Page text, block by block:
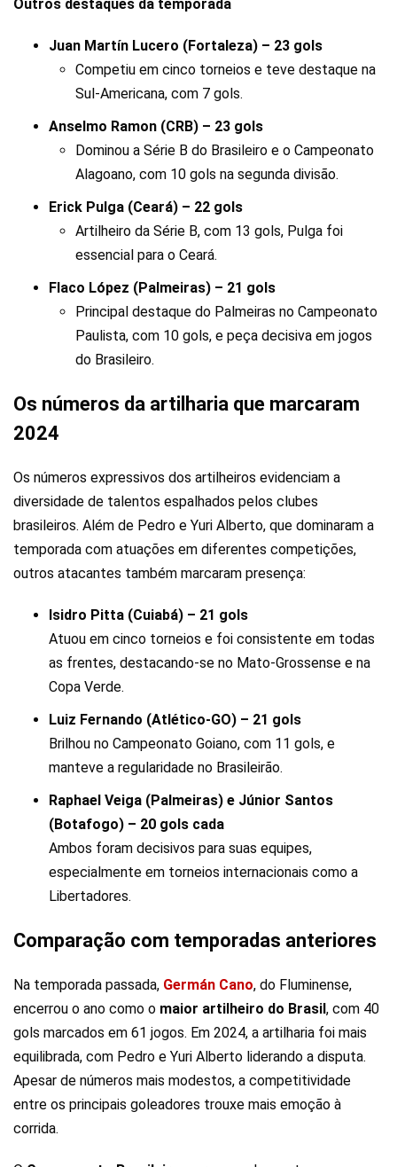
Outros destaques da temporada
Juan Martín Lucero (Fortaleza) – 23 gols
Competiu em cinco torneios e teve destaque na
Sul-Americana, com 7 gols.
Anselmo Ramon (CRB) – 23 gols
Dominou a Série B do Brasileiro e o Campeonato
Alagoano, com 10 gols na segunda divisão.
Erick Pulga (Ceará) – 22 gols
Artilheiro da Série B, com 13 gols, Pulga foi
essencial para o Ceará.
Flaco López (Palmeiras) – 21 gols
Principal destaque do Palmeiras no Campeonato
Paulista, com 10 gols, e peça decisiva em jogos
do Brasileiro.
Os números da artilharia que marcaram
2024
Os números expressivos dos artilheiros evidenciam a
diversidade de talentos espalhados pelos clubes
brasileiros. Além de Pedro e Yuri Alberto, que dominaram a
temporada com atuações em diferentes competições,
outros atacantes também marcaram presença:
Isidro Pitta (Cuiabá) – 21 gols
Atuou em cinco torneios e foi consistente em todas
as frentes, destacando-se no Mato-Grossense e na
Copa Verde.
Luiz Fernando (Atlético-GO) – 21 gols
Brilhou no Campeonato Goiano, com 11 gols, e
manteve a regularidade no Brasileirão.
Raphael Veiga (Palmeiras) e Júnior Santos
(Botafogo) – 20 gols cada
Ambos foram decisivos para suas equipes,
especialmente em torneios internacionais como a
Libertadores.
Comparação com temporadas anteriores
Na temporada passada, Germán Cano, do Fluminense,
encerrou o ano como o maior artilheiro do Brasil , com 40
gols marcados em 61 jogos. Em 2024, a artilharia foi mais
equilibrada, com Pedro e Yuri Alberto liderando a disputa.
Apesar de números mais modestos, a competitividade
entre os principais goleadores trouxe mais emoção à
corrida.